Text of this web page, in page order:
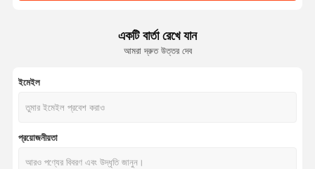
একটি বার্তা রেখে যান
আমরা দ্রুত উত্তর দেব
ইমেইল
প্রয়োজনীয়তা